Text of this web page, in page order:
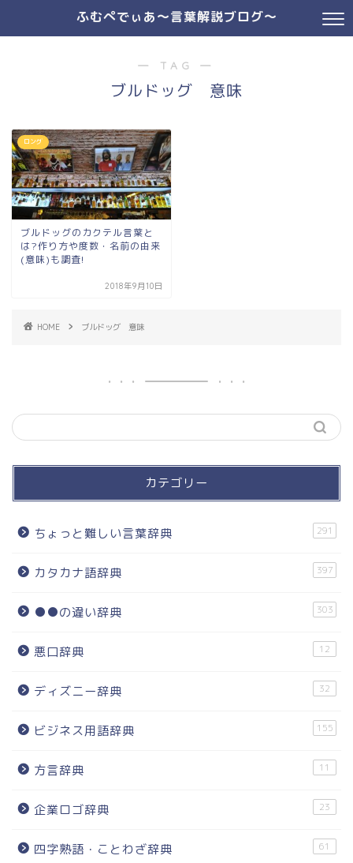
ふむぺでぃあ～言葉解説ブログ～
― TAG ―
ブルドッグ 意味
ロング
ブルドッグのカクテル言葉と
は?作り方や度数・名前の由来
(意味)も調査!
2018年9月10日
HOME ブルドッグ 意味
カテゴリー
ちょっと難しい言葉辞典 291
カタカナ語辞典 397
●●の違い辞典 303
悪口辞典 12
ディズニー辞典 32
ビジネス用語辞典 155
方言辞典 11
企業ロゴ辞典 23
四字熟語・ことわざ辞典 61